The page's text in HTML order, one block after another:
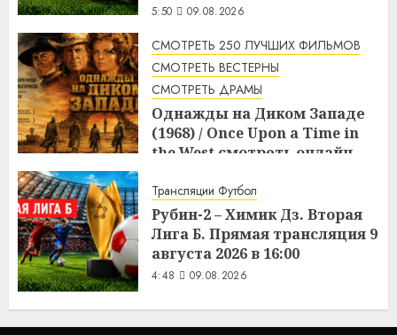
5:50 09.08.2026
СМОТРЕТЬ 250 ЛУЧШИХ ФИЛЬМОВ
СМОТРЕТЬ ВЕСТЕРНЫ
СМОТРЕТЬ ДРАМЫ
Однажды на Диком Западе
(1968) / Once Upon a Time in
the West смотреть онлайн
Трансляции Футбол
Рубин-2 – Химик Дз. Вторая
Лига Б. Прямая трансляция 9
августа 2026 в 16:00
4:48 09.08.2026